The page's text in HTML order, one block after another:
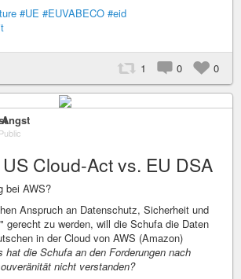
#UE #EUVABECO #eid
1 0 0
Public
Cloud-Act vs. EU DSA
bei AWS?
Anspruch an Datenschutz, Sicherheit und
gerecht zu werden, will die Schufa die Daten
in der Cloud von AWS (Amazon)
hat die Schufa an den Forderungen nach
nicht verstanden?